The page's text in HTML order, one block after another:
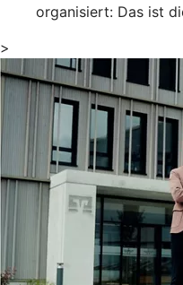
organisiert: Das ist
>